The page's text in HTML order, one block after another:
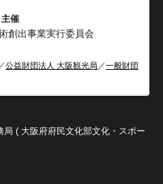
主催
創出事業実行委員会
公益財団法人 大阪観光局 ／一般財団
( 大阪府府民文化部文化・スポー